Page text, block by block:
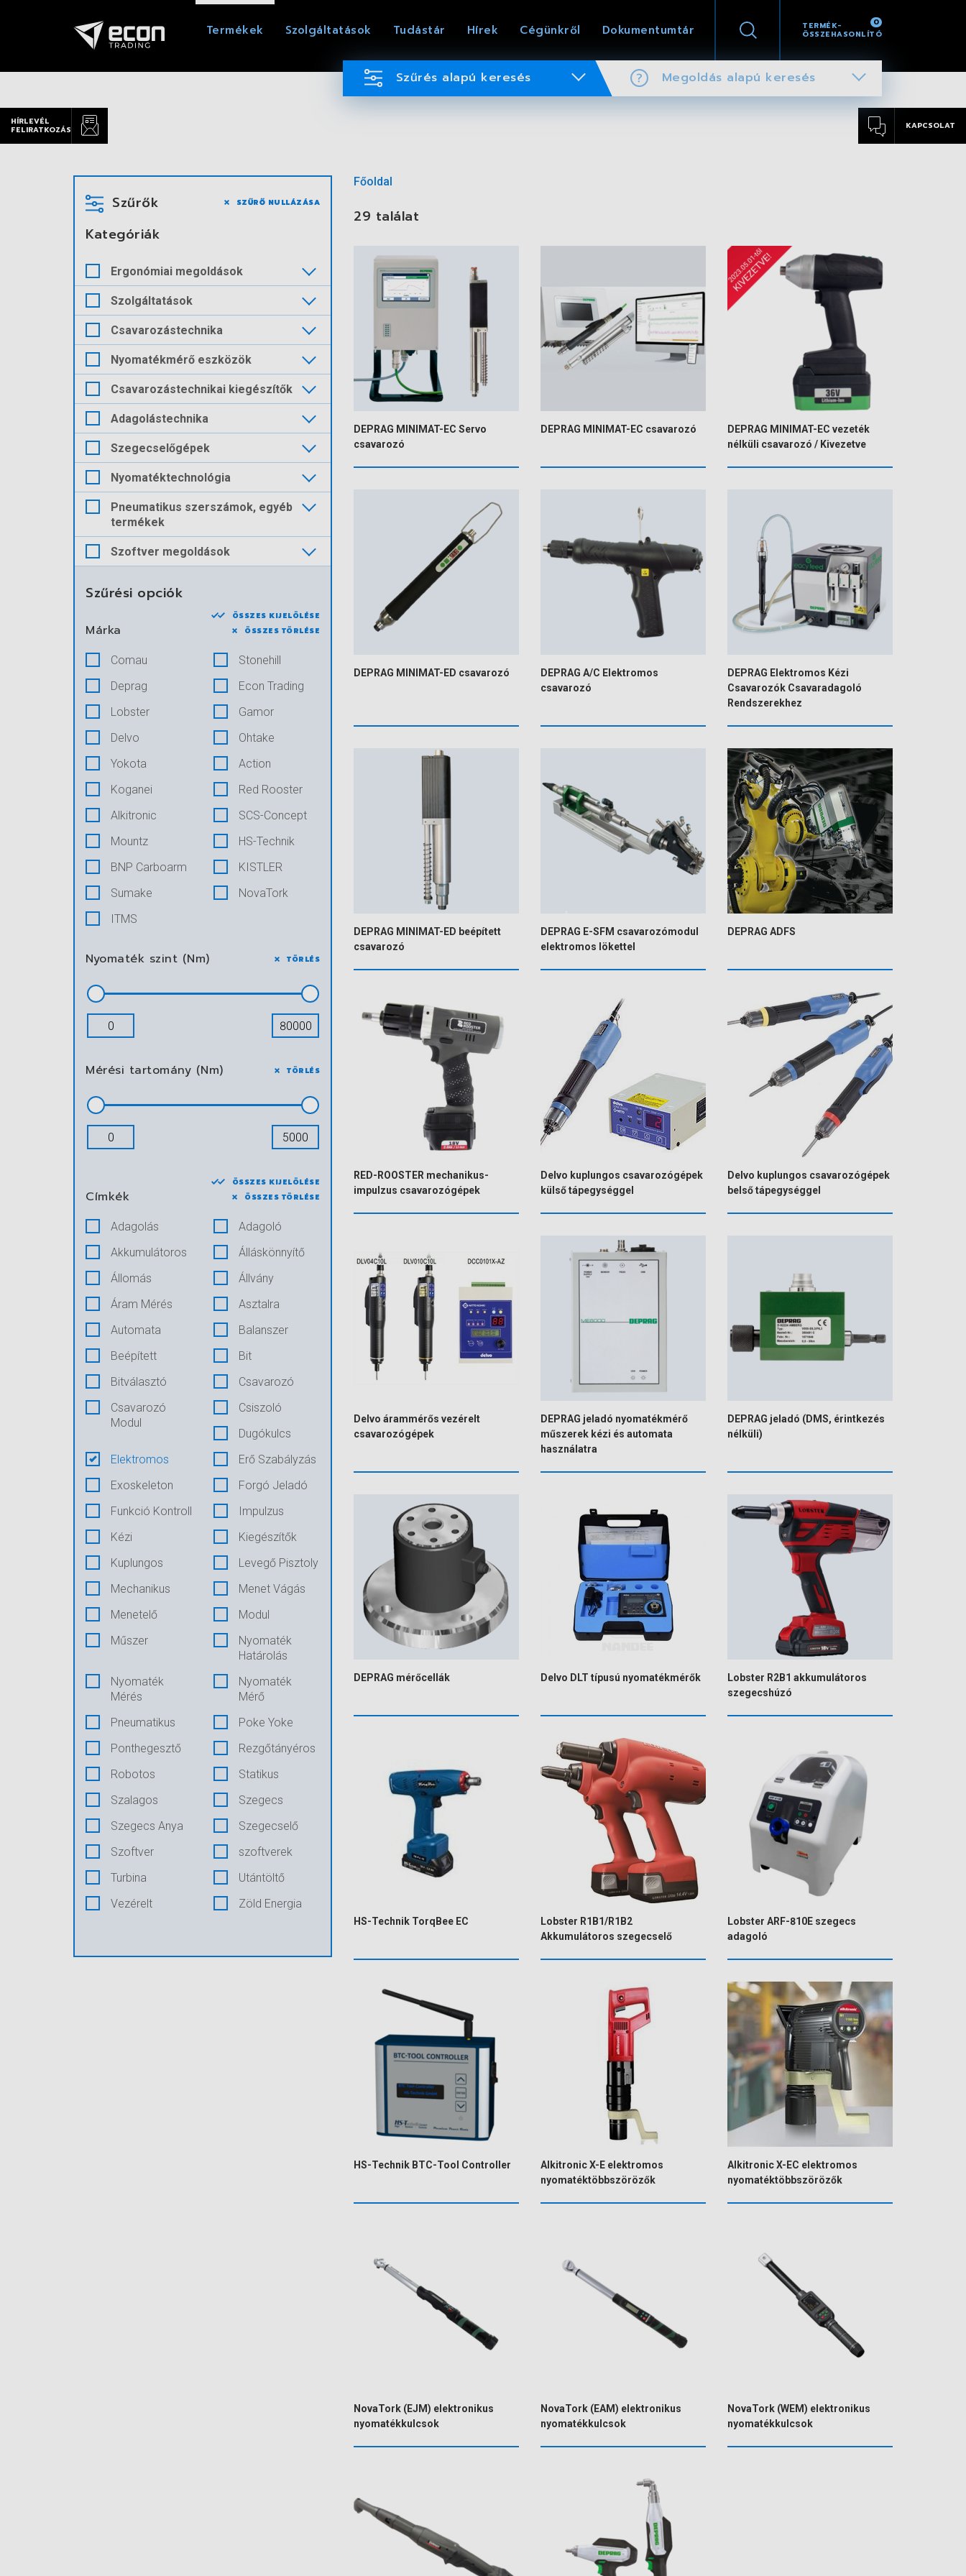
TERMÉK-
ÖSSZEHASONLÍTÓ
0
Termékek Szolgáltatások Tudástár Hírek Cégünkről Dokumentumtár
Szűrés alapú keresés Megoldás alapú keresés
HÍRLEVÉL
FELIRATKOZÁS
KAPCSOLAT
Szűrők SZŰRŐ NULLÁZÁSA
Kategóriák
Ergonómiai megoldások
Szolgáltatások
Csavarozástechnika
Nyomatékmérő eszközök
Csavarozástechnikai kiegészítők
Adagolástechnika
Szegecselőgépek
Nyomatéktechnológia
Pneumatikus szerszámok, egyéb
termékek
Szoftver megoldások
Szűrési opciók
Márka
ÖSSZES KIJELÖLÉSE
ÖSSZES TÖRLÉSE
Comau
Stonehill
Deprag
Econ Trading
Lobster
Gamor
Delvo
Ohtake
Yokota
Action
Koganei
Red Rooster
Alkitronic
SCS-Concept
Mountz
HS-Technik
BNP Carboarm
KISTLER
Sumake
NovaTork
ITMS
Nyomaték szint (Nm) TÖRLÉS
Mérési tartomány (Nm) TÖRLÉS
Címkék
ÖSSZES KIJELÖLÉSE
ÖSSZES TÖRLÉSE
Adagolás
Adagoló
Akkumulátoros
Álláskönnyítő
Állomás
Állvány
Áram Mérés
Asztalra
Automata
Balanszer
Beépített
Bit
Bitválasztó
Csavarozó
Csavarozó
Modul
Csiszoló
Dugókulcs
Elektromos
Erő Szabályzás
Exoskeleton
Forgó Jeladó
Funkció Kontroll
Impulzus
Kézi
Kiegészítők
Kuplungos
Levegő Pisztoly
Mechanikus
Menet Vágás
Menetelő
Modul
Műszer
Nyomaték
Határolás
Nyomaték
Mérés
Nyomaték
Mérő
Pneumatikus
Poke Yoke
Ponthegesztő
Rezgőtányéros
Robotos
Statikus
Szalagos
Szegecs
Szegecs Anya
Szegecselő
Szoftver
szoftverek
Turbina
Utántöltő
Vezérelt
Zöld Energia
Főoldal
29 találat
DEPRAG MINIMAT-EC Servo
csavarozó
DEPRAG MINIMAT-EC csavarozó
DEPRAG MINIMAT-EC vezeték
nélküli csavarozó / Kivezetve
DEPRAG MINIMAT-ED csavarozó
DEPRAG A/C Elektromos
csavarozó
DEPRAG Elektromos Kézi
Csavarozók Csavaradagoló
Rendszerekhez
DEPRAG MINIMAT-ED beépített
csavarozó
DEPRAG E-SFM csavarozómodul
elektromos lökettel
DEPRAG ADFS
RED-ROOSTER mechanikus-
impulzus csavarozógépek
Delvo kuplungos csavarozógépek
külső tápegységgel
Delvo kuplungos csavarozógépek
belső tápegységgel
Delvo árammérős vezérelt
csavarozógépek
DEPRAG jeladó nyomatékmérő
műszerek kézi és automata
használatra
DEPRAG jeladó (DMS, érintkezés
nélküli)
DEPRAG mérőcellák Delvo DLT típusú nyomatékmérők
Lobster R2B1 akkumulátoros
szegecshúzó
HS-Technik TorqBee EC
Lobster R1B1/R1B2
Akkumulátoros szegecselő
Lobster ARF-810E szegecs
adagoló
HS-Technik BTC-Tool Controller
Alkitronic X-E elektromos
nyomatéktöbbszörözők
Alkitronic X-EC elektromos
nyomatéktöbbszörözők
NovaTork (EJM) elektronikus
nyomatékkulcsok
NovaTork (EAM) elektronikus
nyomatékkulcsok
NovaTork (WEM) elektronikus
nyomatékkulcsok